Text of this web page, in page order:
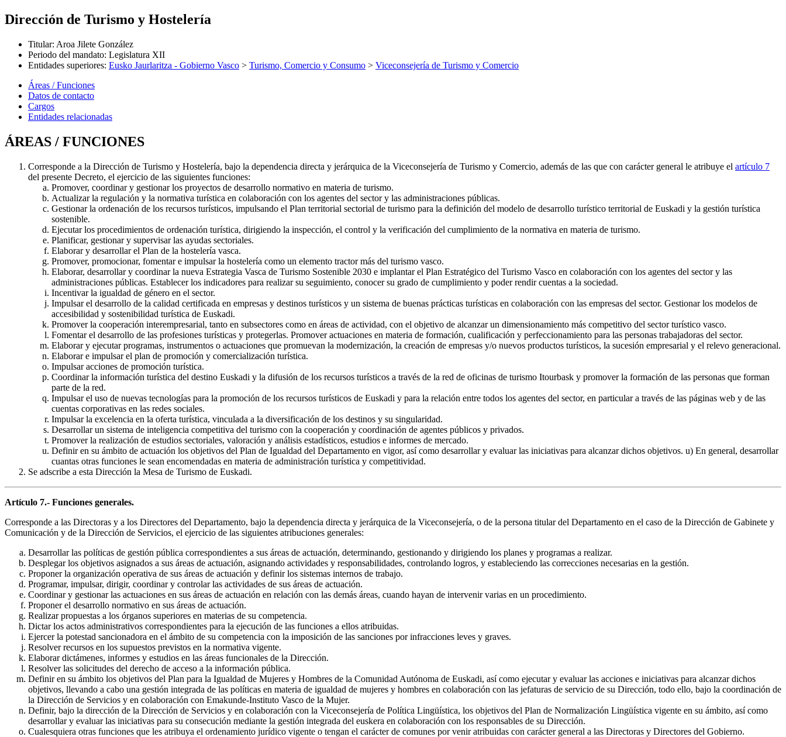
Dirección de Turismo y Hostelería
Titular: Aroa Jilete González
Periodo del mandato: Legislatura XII
Entidades superiores: Eusko Jaurlaritza - Gobierno Vasco > Turismo, Comercio y Consumo > Viceconsejería de Turismo y Comercio
Áreas / Funciones
Datos de contacto
Cargos
Entidades relacionadas
ÁREAS / FUNCIONES
Corresponde a la Dirección de Turismo y Hostelería, bajo la dependencia directa y jerárquica de la Viceconsejería de Turismo y Comercio, además de las que con carácter general le atribuye el artículo 7
del presente Decreto, el ejercicio de las siguientes funciones:
Promover, coordinar y gestionar los proyectos de desarrollo normativo en materia de turismo.
Actualizar la regulación y la normativa turística en colaboración con los agentes del sector y las administraciones públicas.
Gestionar la ordenación de los recursos turísticos, impulsando el Plan territorial sectorial de turismo para la definición del modelo de desarrollo turístico territorial de Euskadi y la gestión turística
sostenible.
Ejecutar los procedimientos de ordenación turística, dirigiendo la inspección, el control y la verificación del cumplimiento de la normativa en materia de turismo.
Planificar, gestionar y supervisar las ayudas sectoriales.
Elaborar y desarrollar el Plan de la hostelería vasca.
Promover, promocionar, fomentar e impulsar la hostelería como un elemento tractor más del turismo vasco.
Elaborar, desarrollar y coordinar la nueva Estrategia Vasca de Turismo Sostenible 2030 e implantar el Plan Estratégico del Turismo Vasco en colaboración con los agentes del sector y las
administraciones públicas. Establecer los indicadores para realizar su seguimiento, conocer su grado de cumplimiento y poder rendir cuentas a la sociedad.
Incentivar la igualdad de género en el sector.
Impulsar el desarrollo de la calidad certificada en empresas y destinos turísticos y un sistema de buenas prácticas turísticas en colaboración con las empresas del sector. Gestionar los modelos de
accesibilidad y sostenibilidad turística de Euskadi.
Promover la cooperación interempresarial, tanto en subsectores como en áreas de actividad, con el objetivo de alcanzar un dimensionamiento más competitivo del sector turístico vasco.
Fomentar el desarrollo de las profesiones turísticas y protegerlas. Promover actuaciones en materia de formación, cualificación y perfeccionamiento para las personas trabajadoras del sector.
Elaborar y ejecutar programas, instrumentos o actuaciones que promuevan la modernización, la creación de empresas y/o nuevos productos turísticos, la sucesión empresarial y el relevo generacional.
Elaborar e impulsar el plan de promoción y comercialización turística.
Impulsar acciones de promoción turística.
Coordinar la información turística del destino Euskadi y la difusión de los recursos turísticos a través de la red de oficinas de turismo Itourbask y promover la formación de las personas que forman
parte de la red.
Impulsar el uso de nuevas tecnologías para la promoción de los recursos turísticos de Euskadi y para la relación entre todos los agentes del sector, en particular a través de las páginas web y de las
cuentas corporativas en las redes sociales.
Impulsar la excelencia en la oferta turística, vinculada a la diversificación de los destinos y su singularidad.
Desarrollar un sistema de inteligencia competitiva del turismo con la cooperación y coordinación de agentes públicos y privados.
Promover la realización de estudios sectoriales, valoración y análisis estadísticos, estudios e informes de mercado.
Definir en su ámbito de actuación los objetivos del Plan de Igualdad del Departamento en vigor, así como desarrollar y evaluar las iniciativas para alcanzar dichos objetivos. u) En general, desarrollar
cuantas otras funciones le sean encomendadas en materia de administración turística y competitividad.
Se adscribe a esta Dirección la Mesa de Turismo de Euskadi.
Artículo 7.- Funciones generales.
Corresponde a las Directoras y a los Directores del Departamento, bajo la dependencia directa y jerárquica de la Viceconsejería, o de la persona titular del Departamento en el caso de la Dirección de Gabinete y
Comunicación y de la Dirección de Servicios, el ejercicio de las siguientes atribuciones generales:
Desarrollar las políticas de gestión pública correspondientes a sus áreas de actuación, determinando, gestionando y dirigiendo los planes y programas a realizar.
Desplegar los objetivos asignados a sus áreas de actuación, asignando actividades y responsabilidades, controlando logros, y estableciendo las correcciones necesarias en la gestión.
Proponer la organización operativa de sus áreas de actuación y definir los sistemas internos de trabajo.
Programar, impulsar, dirigir, coordinar y controlar las actividades de sus áreas de actuación.
Coordinar y gestionar las actuaciones en sus áreas de actuación en relación con las demás áreas, cuando hayan de intervenir varias en un procedimiento.
Proponer el desarrollo normativo en sus áreas de actuación.
Realizar propuestas a los órganos superiores en materias de su competencia.
Dictar los actos administrativos correspondientes para la ejecución de las funciones a ellos atribuidas.
Ejercer la potestad sancionadora en el ámbito de su competencia con la imposición de las sanciones por infracciones leves y graves.
Resolver recursos en los supuestos previstos en la normativa vigente.
Elaborar dictámenes, informes y estudios en las áreas funcionales de la Dirección.
Resolver las solicitudes del derecho de acceso a la información pública.
Definir en su ámbito los objetivos del Plan para la Igualdad de Mujeres y Hombres de la Comunidad Autónoma de Euskadi, así como ejecutar y evaluar las acciones e iniciativas para alcanzar dichos
objetivos, llevando a cabo una gestión integrada de las políticas en materia de igualdad de mujeres y hombres en colaboración con las jefaturas de servicio de su Dirección, todo ello, bajo la coordinación de
la Dirección de Servicios y en colaboración con Emakunde-Instituto Vasco de la Mujer.
Definir, bajo la dirección de la Dirección de Servicios y en colaboración con la Viceconsejería de Política Lingüística, los objetivos del Plan de Normalización Lingüística vigente en su ámbito, así como
desarrollar y evaluar las iniciativas para su consecución mediante la gestión integrada del euskera en colaboración con los responsables de su Dirección.
Cualesquiera otras funciones que les atribuya el ordenamiento jurídico vigente o tengan el carácter de comunes por venir atribuidas con carácter general a las Directoras y Directores del Gobierno.